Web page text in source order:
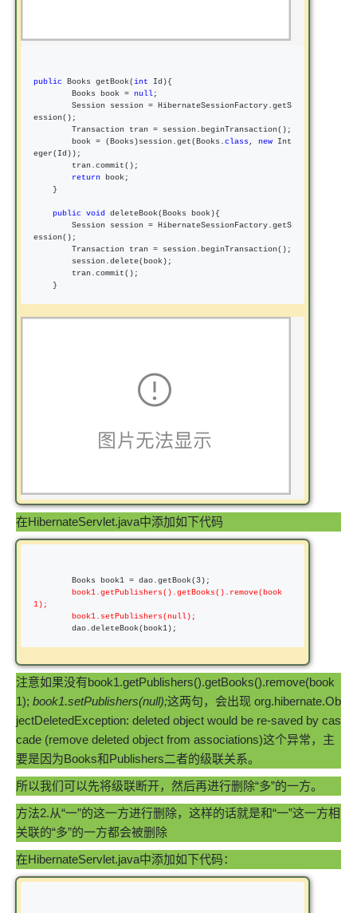
public Books getBook(int Id){
        Books book
= null;
        Session session
= HibernateSessionFactory.getS
ession();
        Transaction tran
= session.beginTransaction();
        book
= (Books)session.get(Books.class, new Int
eger(Id));
return book;
public void deleteBook(Books book){
        Session session
= HibernateSessionFactory.getS
ession();
        Transaction tran
= session.beginTransaction();
    }
在HibernateServlet.java中添加如下代码
        Books book1 = dao.getBook(3
);
book1.getPublishers().getBooks().remove(book
1);
        book1.setPublishers(
null);
        dao.deleteBook(book1);
注意如果没有book1.getPublishers().getBooks().remove(book
1); book1.setPublishers(null);这两句，会出现 org.hibernate.Ob
jectDeletedException: deleted object would be re-saved by cas
cade (remove deleted object from associations)这个异常，主
要是因为Books和Publishers二者的级联关系。
所以我们可以先将级联断开，然后再进行删除“多”的一方。
方法2.从“一”的这一方进行删除，这样的话就是和“一”这一方相
关联的“多”的一方都会被删除
在HibernateServlet.java中添加如下代码：